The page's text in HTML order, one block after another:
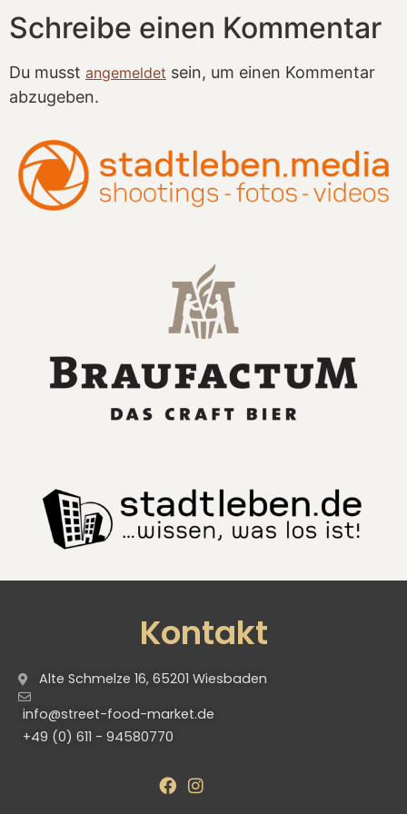
Schreibe einen Kommentar
Du musst angemeldet sein, um einen Kommentar
abzugeben.
Kontakt
Alte Schmelze 16, 65201 Wiesbaden
info@street-food-market.de
+49 (0) 611 - 94580770